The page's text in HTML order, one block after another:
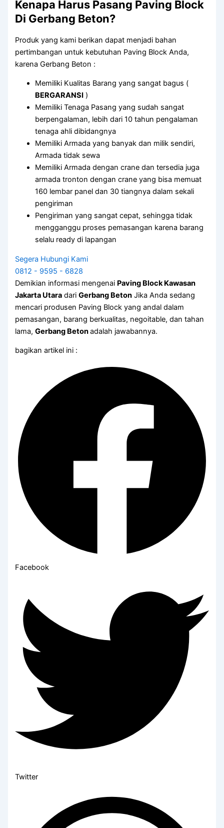
Kenapa Harus Pasang Paving Block
Di Gerbang Beton?
Produk yang kami berikan dapat menjadi bahan
pertimbangan untuk kebutuhan Paving Block Anda,
karena Gerbang Beton :
Memiliki Kualitas Barang yang sangat bagus (
BERGARANSI )
Memiliki Tenaga Pasang yang sudah sangat
berpengalaman, lebih dari 10 tahun pengalaman
tenaga ahli dibidangnya
Memiliki Armada yang banyak dan milik sendiri,
Armada tidak sewa
Memiliki Armada dengan crane dan tersedia juga
armada tronton dengan crane yang bisa memuat
160 lembar panel dan 30 tiangnya dalam sekali
pengiriman
Pengiriman yang sangat cepat, sehingga tidak
mengganggu proses pemasangan karena barang
selalu ready di lapangan
Segera Hubungi Kami
0812 - 9595 - 6828
Demikian informasi mengenai Paving Block Kawasan
Jakarta Utara dariGerbang Beton Jika Anda sedang
mencari produsen Paving Block yang andal dalam
pemasangan, barang berkualitas, negoitable, dan tahan
lama,Gerbang Betonadalah jawabannya.
bagikan artikel ini :
Facebook
Twitter